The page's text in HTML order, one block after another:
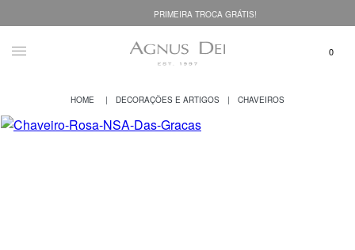
PRIMEIRA TROCA GRÁTIS!
DECORAÇÕES E ARTIGOS CHAVEIROS